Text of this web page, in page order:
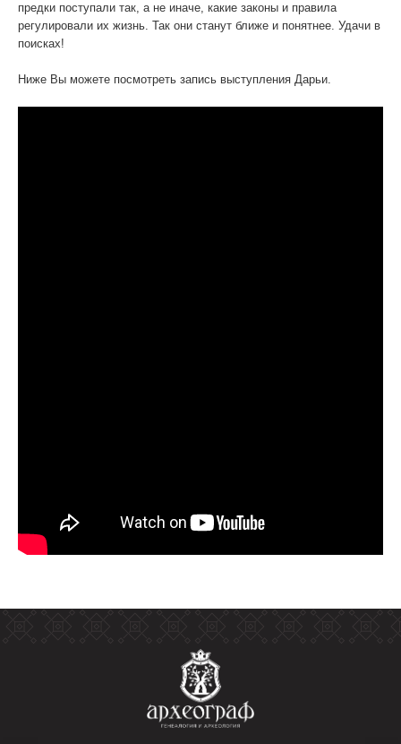
предки поступали так, а не иначе, какие законы и правила
регулировали их жизнь. Так они станут ближе и понятнее. Удачи в
поисках!
Ниже Вы можете посмотреть запись выступления Дарьи.